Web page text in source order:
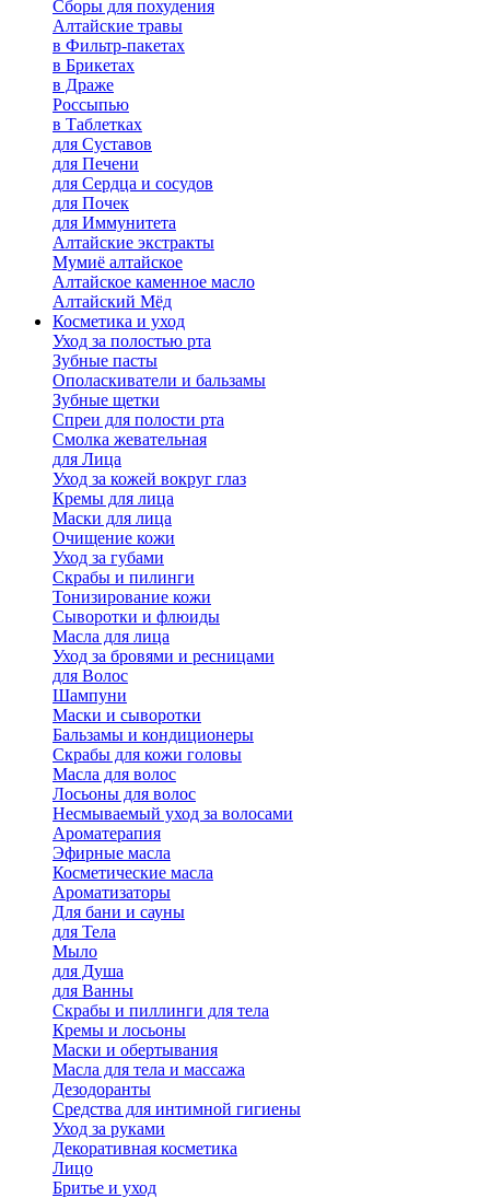
Сборы для похудения
Алтайские травы
в Фильтр-пакетах
в Брикетах
в Драже
Россыпью
в Таблетках
для Cуставов
для Печени
для Сердца и сосудов
для Почек
для Иммунитета
Алтайские экстракты
Мумиё алтайское
Алтайское каменное масло
Алтайский Мёд
Косметика и уход
Уход за полостью рта
Зубные пасты
Ополаскиватели и бальзамы
Зубные щетки
Спреи для полости рта
Смолка жевательная
для Лица
Уход за кожей вокруг глаз
Кремы для лица
Маски для лица
Очищение кожи
Уход за губами
Скрабы и пилинги
Тонизирование кожи
Сыворотки и флюиды
Масла для лица
Уход за бровями и ресницами
для Волос
Шампуни
Маски и сыворотки
Бальзамы и кондиционеры
Скрабы для кожи головы
Масла для волос
Лосьоны для волос
Несмываемый уход за волосами
Ароматерапия
Эфирные масла
Косметические масла
Ароматизаторы
Для бани и сауны
для Тела
Мыло
для Душа
для Ванны
Скрабы и пиллинги для тела
Кремы и лосьоны
Маски и обертывания
Масла для тела и массажа
Дезодоранты
Средства для интимной гигиены
Уход за руками
Декоративная косметика
Лицо
Бритье и уход